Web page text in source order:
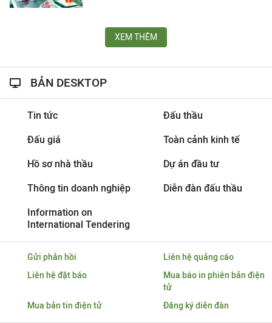
XEM THÊM
BẢN DESKTOP
Tin tức Đấu thầu
Đấu giá Toàn cảnh kinh tế
Hồ sơ nhà thầu Dự án đầu tư
Thông tin doanh nghiệp Diễn đàn đấu thầu
Information on
International Tendering
Gửi phản hồi
Liên hệ quảng cáo
Liên hệ đặt báo
Mua báo in phiên bản điện
tử
Mua bản tin điện tử
Đăng ký diễn đàn